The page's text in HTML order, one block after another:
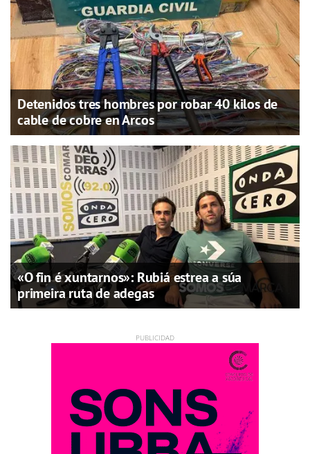
Detenidos tres hombres por robar 40 kilos de
cable de cobre en Arcos
«O fin é xuntarnos»: Rubiá estrea a súa
primeira ruta de adegas